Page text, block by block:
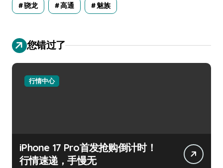
骁龙 高通 魅族
您错过了
行情中心
iPhone 17 Pro首发抢购倒计时！
行情速递，手慢无